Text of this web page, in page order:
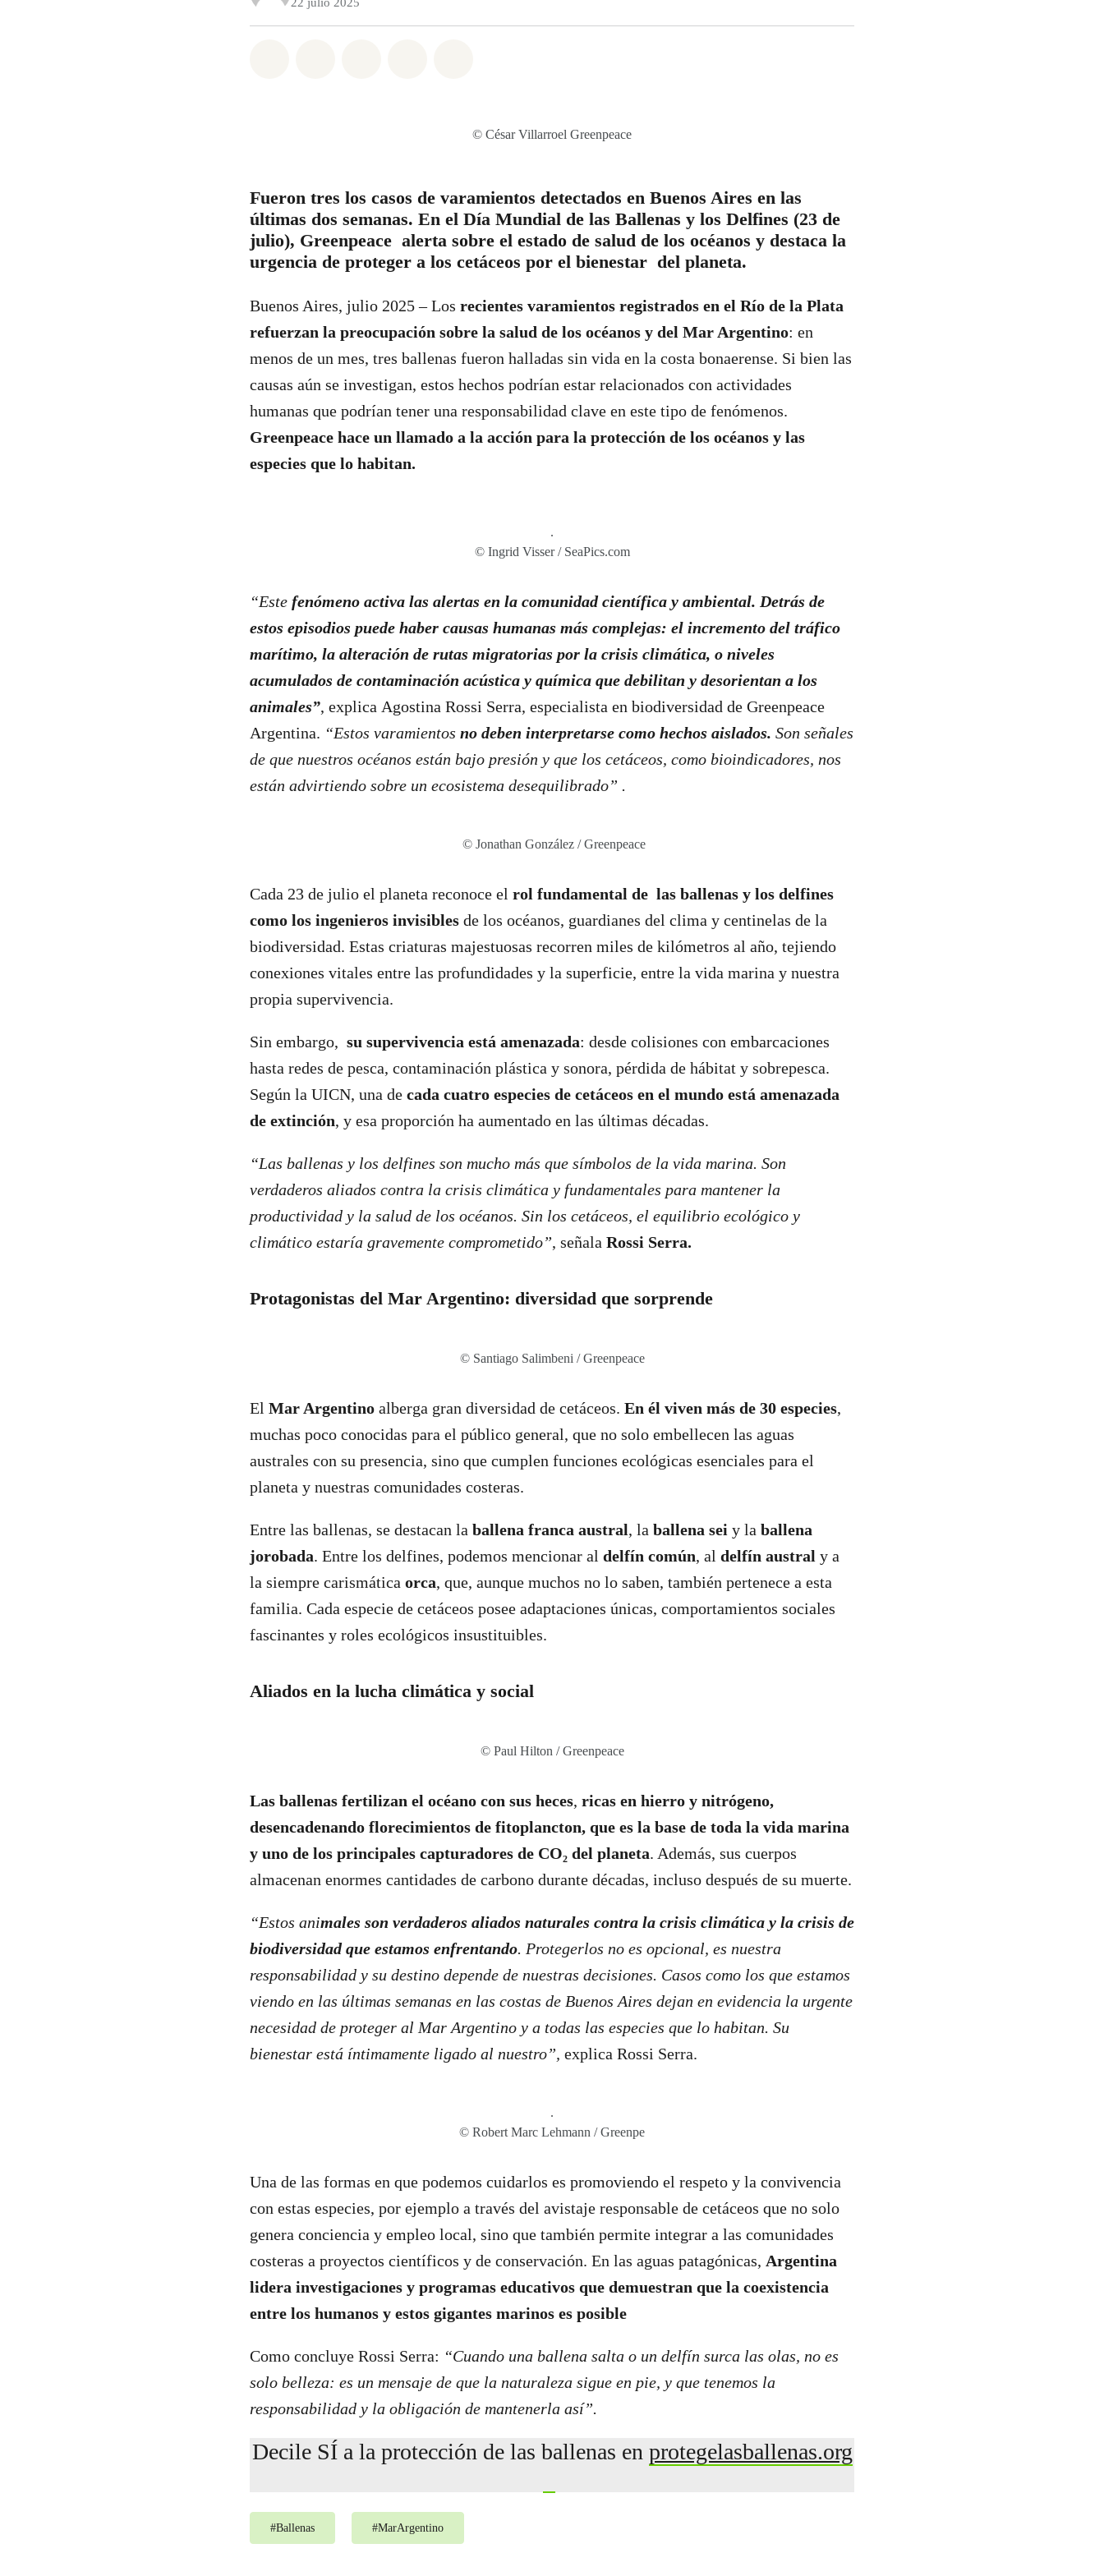
© César Villarroel Greenpeace
Fueron tres los casos de varamientos detectados en Buenos Aires en las
últimas dos semanas. En el Día Mundial de las Ballenas y los Delfines (23 de
julio), Greenpeace alerta sobre el estado de salud de los océanos y destaca la
urgencia de proteger a los cetáceos por el bienestar del planeta.
Buenos Aires, julio 2025 – Los recientes varamientos registrados en el Río de la Plata
refuerzan la preocupación sobre la salud de los océanos y del Mar Argentino: en
menos de un mes, tres ballenas fueron halladas sin vida en la costa bonaerense. Si bien las
causas aún se investigan, estos hechos podrían estar relacionados con actividades
humanas que podrían tener una responsabilidad clave en este tipo de fenómenos.
Greenpeace hace un llamado a la acción para la protección de los océanos y las
especies que lo habitan.
.
© Ingrid Visser / SeaPics.com
“Este fenómeno activa las alertas en la comunidad científica y ambiental. Detrás de
estos episodios puede haber causas humanas más complejas: el incremento del tráfico
marítimo, la alteración de rutas migratorias por la crisis climática, o niveles
acumulados de contaminación acústica y química que debilitan y desorientan a los
animales”, explica Agostina Rossi Serra, especialista en biodiversidad de Greenpeace
Argentina. “Estos varamientos no deben interpretarse como hechos aislados. Son señales
de que nuestros océanos están bajo presión y que los cetáceos, como bioindicadores, nos
están advirtiendo sobre un ecosistema desequilibrado” .
© Jonathan González / Greenpeace
Cada 23 de julio el planeta reconoce el rol fundamental de las ballenas y los delfines
como los ingenieros invisibles de los océanos, guardianes del clima y centinelas de la
biodiversidad. Estas criaturas majestuosas recorren miles de kilómetros al año, tejiendo
conexiones vitales entre las profundidades y la superficie, entre la vida marina y nuestra
propia supervivencia.
Sin embargo, su supervivencia está amenazada: desde colisiones con embarcaciones
hasta redes de pesca, contaminación plástica y sonora, pérdida de hábitat y sobrepesca.
Según la UICN, una de cada cuatro especies de cetáceos en el mundo está amenazada
de extinción, y esa proporción ha aumentado en las últimas décadas.
“Las ballenas y los delfines son mucho más que símbolos de la vida marina. Son
verdaderos aliados contra la crisis climática y fundamentales para mantener la
productividad y la salud de los océanos. Sin los cetáceos, el equilibrio ecológico y
climático estaría gravemente comprometido”, señala Rossi Serra.
Protagonistas del Mar Argentino: diversidad que sorprende
© Santiago Salimbeni / Greenpeace
El Mar Argentino alberga gran diversidad de cetáceos. En él viven más de 30 especies,
muchas poco conocidas para el público general, que no solo embellecen las aguas
australes con su presencia, sino que cumplen funciones ecológicas esenciales para el
planeta y nuestras comunidades costeras.
Entre las ballenas, se destacan la ballena franca austral, la ballena sei y la ballena
jorobada. Entre los delfines, podemos mencionar al delfín común, al delfín austral y a
la siempre carismática orca, que, aunque muchos no lo saben, también pertenece a esta
familia. Cada especie de cetáceos posee adaptaciones únicas, comportamientos sociales
fascinantes y roles ecológicos insustituibles.
Aliados en la lucha climática y social
© Paul Hilton / Greenpeace
Las ballenas fertilizan el océano con sus heces, ricas en hierro y nitrógeno,
desencadenando florecimientos de fitoplancton, que es la base de toda la vida marina
y uno de los principales capturadores de CO₂ del planeta. Además, sus cuerpos
almacenan enormes cantidades de carbono durante décadas, incluso después de su muerte.
“Estos animales son verdaderos aliados naturales contra la crisis climática y la crisis de
biodiversidad que estamos enfrentando. Protegerlos no es opcional, es nuestra
responsabilidad y su destino depende de nuestras decisiones. Casos como los que estamos
viendo en las últimas semanas en las costas de Buenos Aires dejan en evidencia la urgente
necesidad de proteger al Mar Argentino y a todas las especies que lo habitan. Su
bienestar está íntimamente ligado al nuestro”, explica Rossi Serra.
.
© Robert Marc Lehmann / Greenpe
Una de las formas en que podemos cuidarlos es promoviendo el respeto y la convivencia
con estas especies, por ejemplo a través del avistaje responsable de cetáceos que no solo
genera conciencia y empleo local, sino que también permite integrar a las comunidades
costeras a proyectos científicos y de conservación. En las aguas patagónicas, Argentina
lidera investigaciones y programas educativos que demuestran que la coexistencia
entre los humanos y estos gigantes marinos es posible
Como concluye Rossi Serra: “Cuando una ballena salta o un delfín surca las olas, no es
solo belleza: es un mensaje de que la naturaleza sigue en pie, y que tenemos la
responsabilidad y la obligación de mantenerla así”.
Decile SÍ a la protección de las ballenas en protegelasballenas.org
#Ballenas #MarArgentino